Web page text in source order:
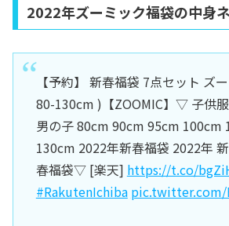
2022年ズーミック福袋の中身
【予約】 新春福袋 7点セット ズ
80-130cm )【ZOOMIC】▽ 子供
男の子 80cm 90cm 95cm 100cm
130cm 2022年新春福袋 2022年
春福袋▽ [楽天] https://t.co/
#RakutenIchiba pic.twitter.com/